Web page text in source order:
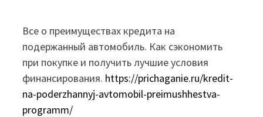
Все о преимуществах кредита на
подержанный автомобиль. Как сэкономить
при покупке и получить лучшие условия
финансирования. https://prichaganie.ru/kredit-
na-poderzhannyj-avtomobil-preimushhestva-
programm/